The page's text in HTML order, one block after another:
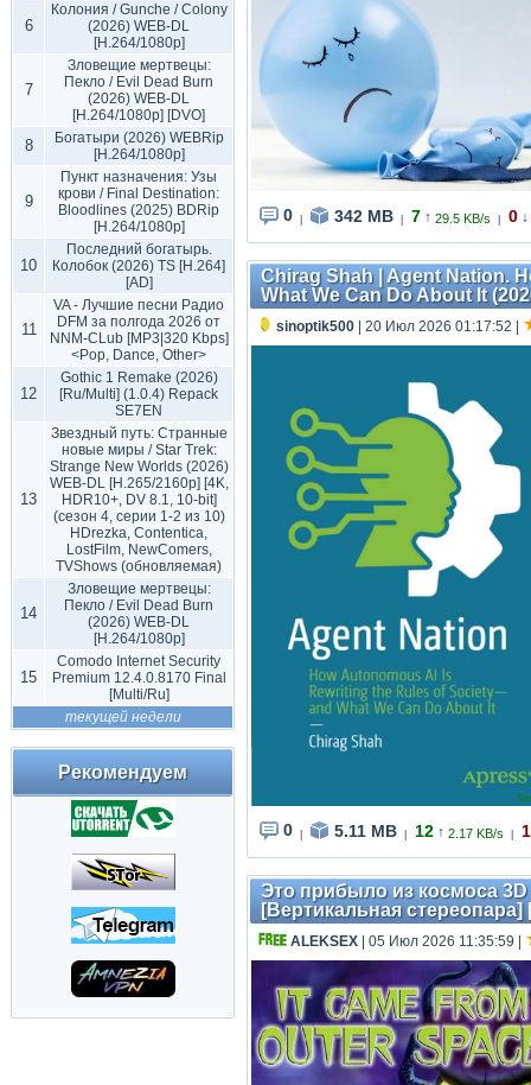
6
Колония / Gunche / Colony
(2026) WEB-DL
[H.264/1080p]
7
Зловещие мертвецы:
Пекло / Evil Dead Burn
(2026) WEB-DL
[H.264/1080p] [DVO]
8
Богатыри (2026) WEBRip
[H.264/1080p]
9
Пункт назначения: Узы
крови / Final Destination:
Bloodlines (2025) BDRip
[H.264/1080p]
10
Последний богатырь.
Колобок (2026) TS [H.264]
[AD]
11
VA - Лучшие песни Радио
DFM за полгода 2026 от
NNM-CLub [MP3|320 Kbps]
<Pop, Dance, Other>
12
Gothic 1 Remake (2026)
[Ru/Multi] (1.0.4) Repack
SE7EN
13
Звездный путь: Странные
новые миры / Star Trek:
Strange New Worlds (2026)
WEB-DL [H.265/2160p] [4K,
HDR10+, DV 8.1, 10-bit]
(сезон 4, серии 1-2 из 10)
HDrezka, Contentica,
LostFilm, NewComers,
TVShows (обновляемая)
14
Зловещие мертвецы:
Пекло / Evil Dead Burn
(2026) WEB-DL
[H.264/1080p]
15
Comodo Internet Security
Premium 12.4.0.8170 Final
[Multi/Ru]
текущей недели
Рекомендуем
0 342 MB 7 ↑ 29.5 KB/s 0 ↓
Chirag Shah | Agent Nation.
What We Can Do About It
sinoptik500 | 20 Июл 2026 01:17:52
0 5.11 MB 12 ↑ 2.17 KB/s 1
Это прибыло из космоса 3D
[Вертикальная
ALEKSEX | 05 Июл 2026 11:35:59